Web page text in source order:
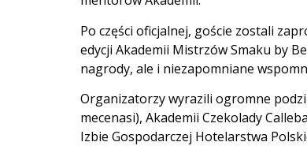
Po części oficjalnej, goście zostali
edycji Akademii Mistrzów Smaku by
nagrody, ale i niezapomniane
Organizatorzy wyrazili ogromne
mecenasi), Akademii Czekolady
Izbie Gospodarczej Hotelarstwa